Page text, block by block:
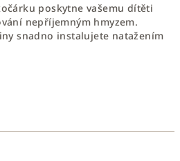
poskytne vašemu dítěti
nepříjemným hmyzem.
snadno instalujete natažením